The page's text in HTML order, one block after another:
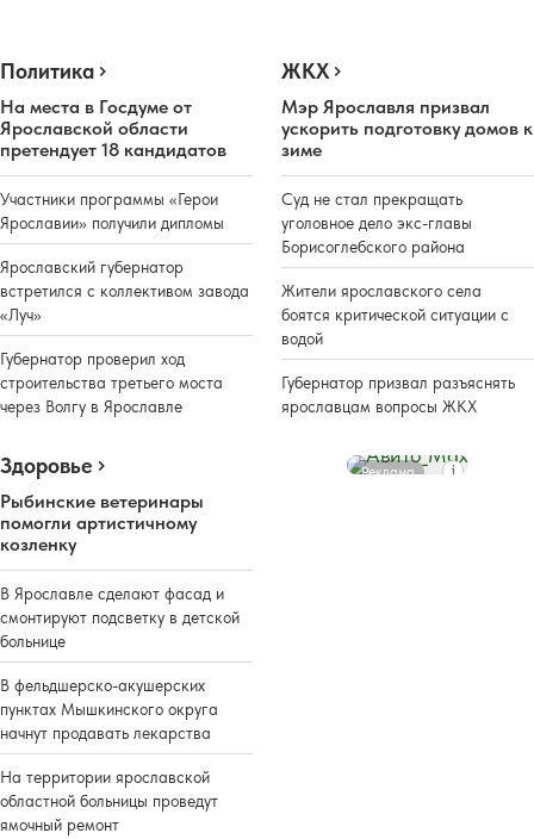
Политика
На места в Госдуме от
Ярославской области
претендует 18 кандидатов
Участники программы «Герои
Ярославии» получили дипломы
Ярославский губернатор
встретился с коллективом завода
«Луч»
Губернатор проверил ход
строительства третьего моста
через Волгу в Ярославле
ЖКХ
Мэр Ярославля призвал
ускорить подготовку домов к
зиме
Суд не стал прекращать
уголовное дело экс-главы
Борисоглебского района
Жители ярославского села
боятся критической ситуации с
водой
Губернатор призвал разъяснять
ярославцам вопросы ЖКХ
Здоровье
Рыбинские ветеринары
помогли артистичному
козленку
В Ярославле сделают фасад и
смонтируют подсветку в детской
больнице
В фельдшерско-акушерских
пунктах Мышкинского округа
начнут продавать лекарства
На территории ярославской
областной больницы проведут
ямочный ремонт
Реклама